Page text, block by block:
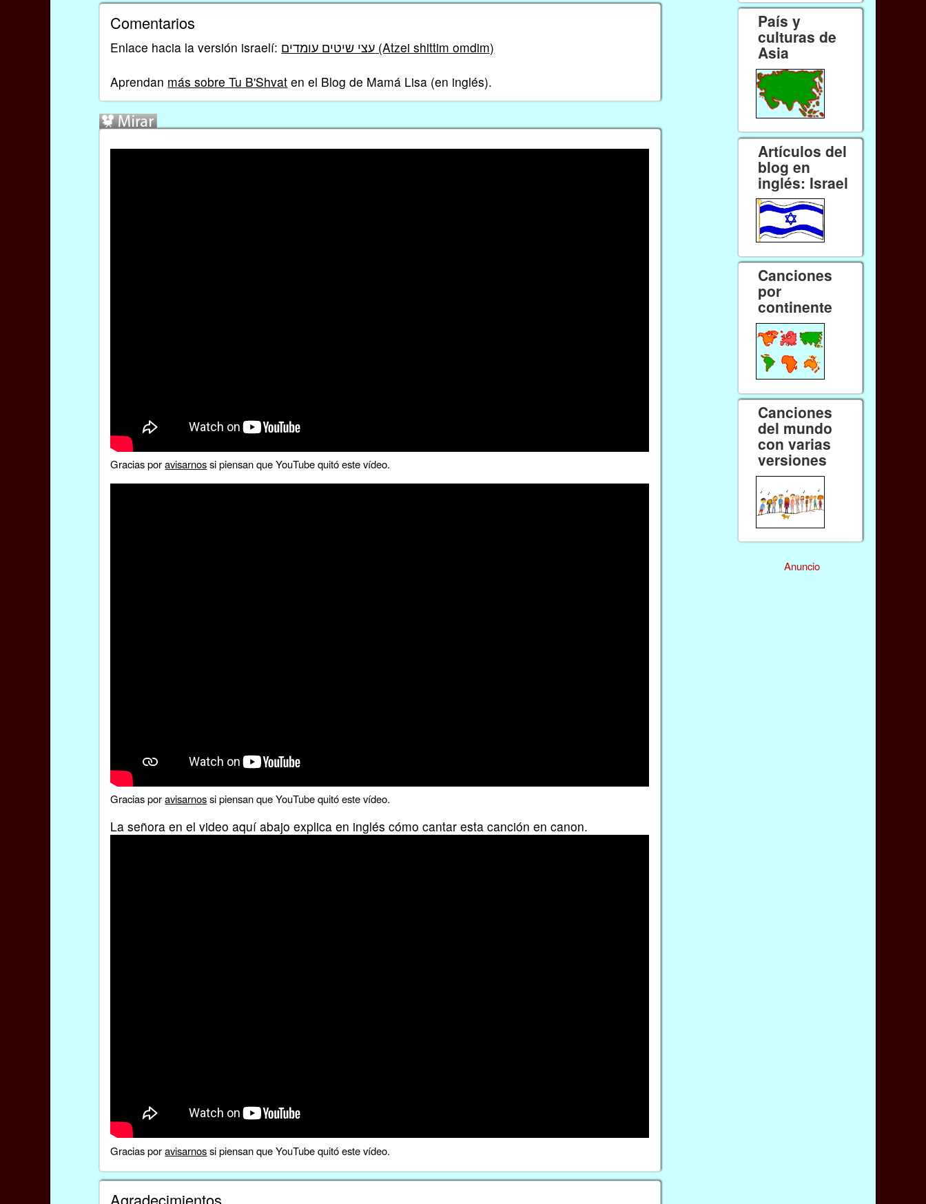
Comentarios
Enlace hacia la versión israelí:
עצי שיטים עומדים (Atzei shittim omdim)
Aprendan más sobre Tu B'Shvat en el Blog de Mamá Lisa (en inglés).
Gracias poravisarnossi piensan que YouTube quitó este vídeo.
Gracias poravisarnossi piensan que YouTube quitó este vídeo.
La señora en el video aquí abajo explica en inglés cómo cantar esta canción en canon.
Gracias poravisarnossi piensan que YouTube quitó este vídeo.
País y
culturas de
Asia
Artículos del
blog en
inglés: Israel
Canciones
por
continente
Canciones
del mundo
con varias
versiones
Anuncio